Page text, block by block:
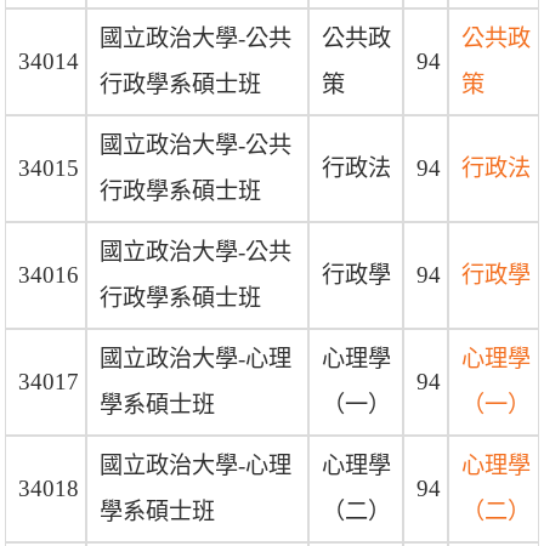
34014
國立政治大學-公共
行政學系碩士班
公共政
策
94
公共政
策
34015
國立政治大學-公共
行政學系碩士班
行政法 94 行政法
34016
國立政治大學-公共
行政學系碩士班
行政學 94 行政學
34017
國立政治大學-心理
學系碩士班
心理學
（一）
94
心理學
（一）
34018
國立政治大學-心理
學系碩士班
心理學
（二）
94
心理學
（二）